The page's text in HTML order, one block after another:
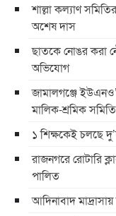
শাল্লা কল্যাণ
অশেষ দাস
ছাতকে নোঙর করা
অভিযোগ
জামালগঞ্জে
মালিক-শ্রমিক সমিতি
১ শিক্ষকেই চলছে
রাজনগরে রোটারি
পালিত
আদিনাবাদ